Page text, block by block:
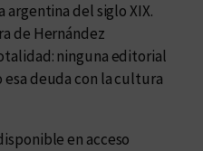
del siglo XIX.
de Hernández
ninguna editorial
deuda con la cultura
en acceso